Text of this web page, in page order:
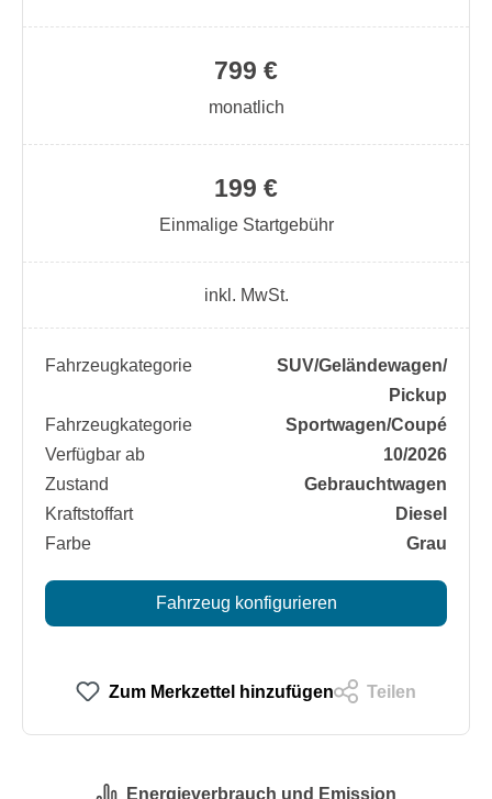
199 €
Einmalige Startgebühr
799 €
monatlich
inkl. MwSt.
Fahrzeugkategorie
SUV/​Geländewagen/​
Pickup
Fahrzeugkategorie
Sportwagen/​Coupé
Verfügbar ab
10/2026
Zustand
Gebrauchtwagen
Kraftstoffart
Diesel
Farbe
Grau
Fahrzeug konfigurieren
Zum Merkzettel hinzufügen Teilen
Energieverbrauch und Emission